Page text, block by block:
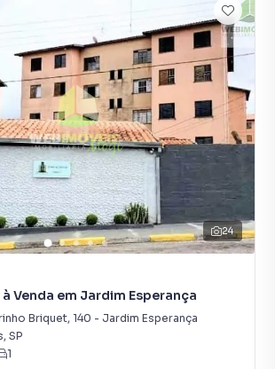
24
Venda em Jardim Esperança
Briquet, 140 - Jardim Esperança
, SP
1